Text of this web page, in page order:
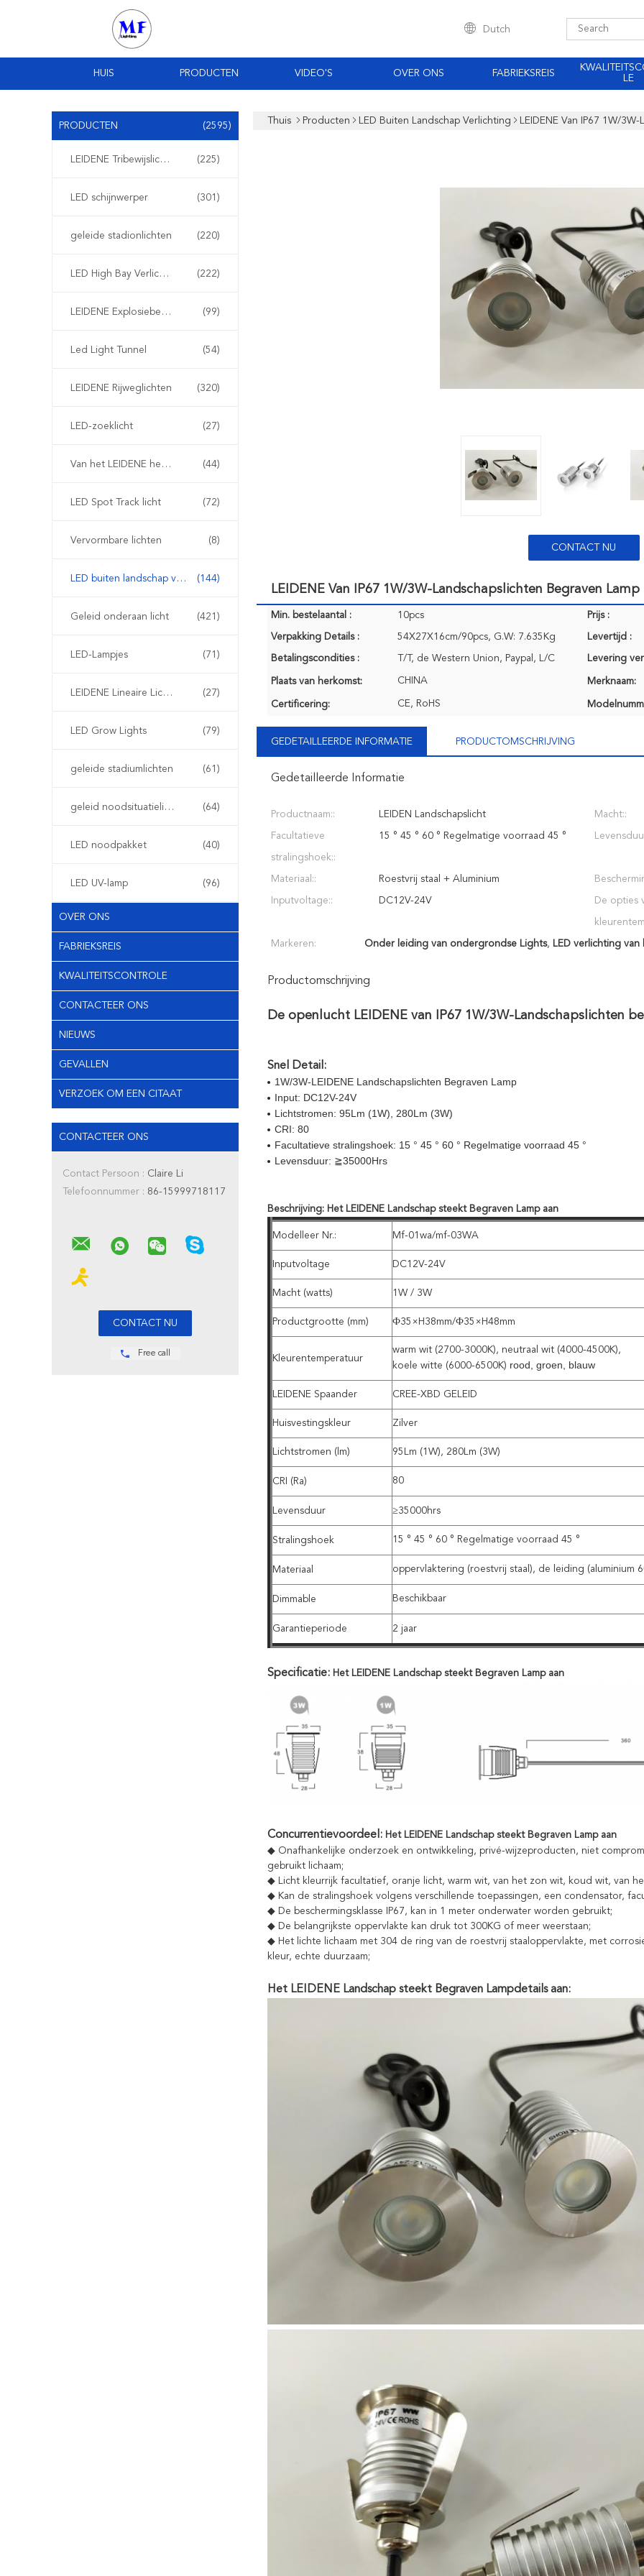
Dutch
HUIS PRODUCTEN VIDEO'S OVER ONS FABRIEKSREIS
LE
PRODUCTEN (2595)
LEIDENE Tribewijslichten (225)
LED schijnwerper (301)
geleide stadionlichten (220)
LED High Bay Verlichting (222)
LEIDENE Explosiebestendige Lichten (99)
Led Light Tunnel (54)
LEIDENE Rijweglichten (320)
LED-zoeklicht (27)
Van het LEIDENE het Licht Luchtvaartobstakel (44)
LED Spot Track licht (72)
Vervormbare lichten (8)
LED buiten landschap verlichting (144)
Geleid onderaan licht (421)
LED-Lampjes (71)
LEIDENE Lineaire Lichten (27)
LED Grow Lights (79)
geleide stadiumlichten (61)
geleid noodsituatielicht (64)
LED noodpakket (40)
LED UV-lamp (96)
OVER ONS
FABRIEKSREIS
KWALITEITSCONTROLE
CONTACTEER ONS
NIEUWS
GEVALLEN
VERZOEK OM EEN CITAAT
CONTACTEER ONS
Contact Persoon : Claire Li
Telefoonnummer : 86-15999718117
Free call
Thuis Producten LED Buiten Landschap Verlichting LEIDENE Van IP67 1W/
CONTACT NU
LEIDENE Van IP67 1W/3W-Landschapslichten Begraven Lamp
Min. bestelaantal : 10pcs Prijs :
Verpakking Details : 54X27X16cm/90pcs, G.W: 7.635Kg Levertijd :
Betalingscondities : T/T, de Western Union, Paypal, L/C Levering
Plaats van herkomst: CHINA Merknaam:
Certificering: CE, RoHS
GEDETAILLEERDE INFORMATIE PRODUCTOMSCHRIJVING
Gedetailleerde Informatie
Productnaam:: LEIDEN Landschapslicht Macht::
Facultatieve
stralingshoek::
15 ° 45 ° 60 ° Regelmatige voorraad 45 °
Materiaal:: Roestvrij staal + Aluminium
Inputvoltage:: DC12V-24V De opties
Markeren: Onder leiding van ondergrondse Lights, LED verlichting van
Productomschrijving
De openlucht LEIDENE van IP67 1W/3W-Landschapslichten
Snel Detail:
1W/3W-LEIDENE Landschapslichten Begraven Lamp
Input: DC12V-24V
Lichtstromen: 95Lm (1W), 280Lm (3W)
CRI: 80
Facultatieve stralingshoek: 15 ° 45 ° 60 ° Regelmatige voorraad 45 °
Levensduur: ≧35000Hrs
Beschrijving: Het LEIDENE Landschap steekt Begraven Lamp aan
Modelleer Nr.: Mf-01wa/mf-03WA
Inputvoltage DC12V-24V
Macht (watts) 1W / 3W
Productgrootte (mm) Ф35×H38mm/Ф35×H48mm
Kleurentemperatuur
warm wit (2700-3000K), neutraal wit (4000-4500K),
koele witte (6000-6500K) rood, groen, blauw
LEIDENE Spaander CREE-XBD GELEID
Huisvestingskleur Zilver
Lichtstromen (lm) 95Lm (1W), 280Lm (3W)
CRI (Ra) 80
Levensduur ≥35000hrs
Stralingshoek 15 ° 45 ° 60 ° Regelmatige voorraad 45 °
Materiaal oppervlaktering (roestvrij staal), de leiding (aluminium
Dimmable Beschikbaar
Garantieperiode 2 jaar
Specificatie: Het LEIDENE Landschap steekt Begraven Lamp aan
Concurrentievoordeel: Het LEIDENE Landschap steekt Begraven Lamp aan
◆ Onafhankelijke onderzoek en ontwikkeling, privé-wijzeproducten, niet
gebruikt lichaam;
◆ Licht kleurrijk facultatief, oranje licht, warm wit, van het zon wit, koud wit, van
◆ Kan de stralingshoek volgens verschillende toepassingen, een condensator,
◆ De beschermingsklasse IP67, kan in 1 meter onderwater worden gebruikt;
◆ De belangrijkste oppervlakte kan druk tot 300KG of meer weerstaan;
◆ Het lichte lichaam met 304 de ring van de roestvrij staaloppervlakte, met
kleur, echte duurzaam;
Het LEIDENE Landschap steekt Begraven Lampdetails aan: